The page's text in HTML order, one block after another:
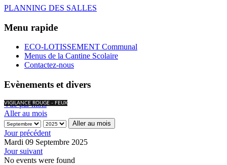
PLANNING DES SALLES
Menu rapide
ECO-LOTISSEMENT Communal
Menus de la Cantine Scolaire
Contactez-nous
Evènements et divers
VIGILANCE ROUGE - FEUX
Vue par mois
Aller au mois
Aller au mois
Jour précédent
Mardi 09 Septembre 2025
Jour suivant
No events were found